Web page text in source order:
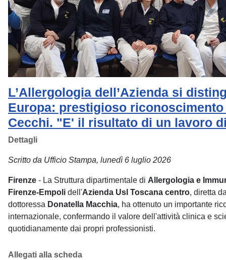
L’Allergologia dell’Azienda si
Europa: prestigioso
Cecchi. "E' il risultato di un lavoro
Dettagli
Scritto da Ufficio Stampa, lunedì 6 luglio 2026
Firenze - La Struttura dipartimentale di Allergologia e
Firenze-Empoli dell'Azienda Usl Toscana centro, diretta
dottoressa Donatella Macchia, ha ottenuto un importante
internazionale, confermando il valore dell'attività clinica e
quotidianamente dai propri professionisti.
Allegati alla scheda